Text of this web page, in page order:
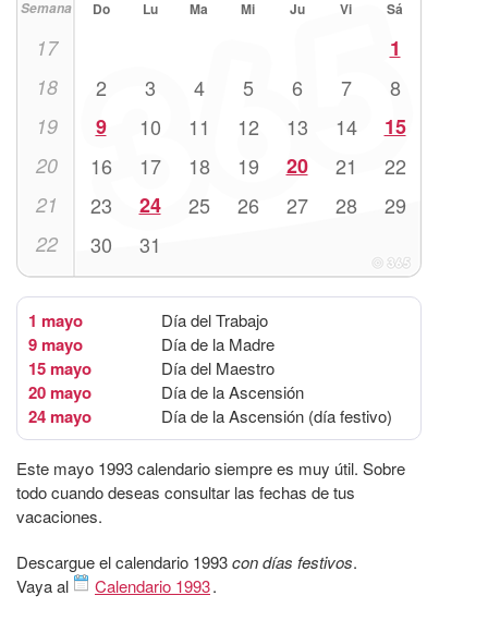
Semana Do Lu Ma Mi Ju Vi Sá
17 1
18 2 3 4 5 6 7 8
19 9 10 11 12 13 14 15
20 16 17 18 19 20 21 22
21 23 24 25 26 27 28 29
22 30 31
1 mayo Día del Trabajo
9 mayo Día de la Madre
15 mayo Día del Maestro
20 mayo Día de la Ascensión
24 mayo Día de la Ascensión (día festivo)
Este mayo 1993 calendario siempre es muy útil. Sobre
todo cuando deseas consultar las fechas de tus
vacaciones.
Descargue el calendario 1993con días festivos.
Vaya al
Calendario 1993.